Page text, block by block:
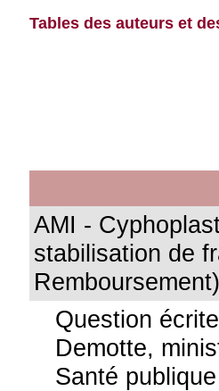
Tables des auteurs et
AMI -
stabilisation de
Question
Demotte,
Santé publique